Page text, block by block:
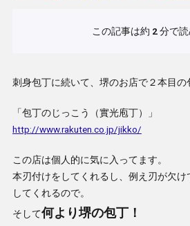
この記事は約 2分で
刺身包丁に続いて、堺のお店で２本目の
「包丁のじっこう（實光庖丁）」
http://www.rakuten.co.jp/jikko/
この店は個人的に気に入ってます。
本刃付けをしてくれるし、例え刃が欠け
してくれるので。
そして何より堺の包丁！